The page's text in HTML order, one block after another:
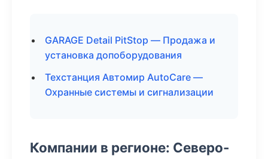
GARAGE Detail PitStop — Продажа и
установка допоборудования
Техстанция Автомир AutoCare —
Охранные системы и сигнализации
Компании в регионе: Северо-